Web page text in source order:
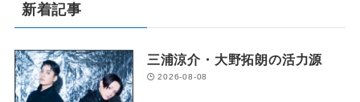
新着記事
三浦涼介・大野拓朗の活力源
2026-08-08